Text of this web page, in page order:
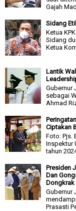
Gajah
Sidang
Ketua
Sidang
Ketua
Lantik
Gubernur
sebagai
Ahmad
Ciptakan
Foto: Pjs.
Inspektur
tahun
Presiden
Dan
Dongkrak
Gubernur
Prasasti